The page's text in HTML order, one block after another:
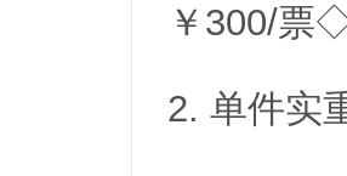
￥300/票
2. 单件实